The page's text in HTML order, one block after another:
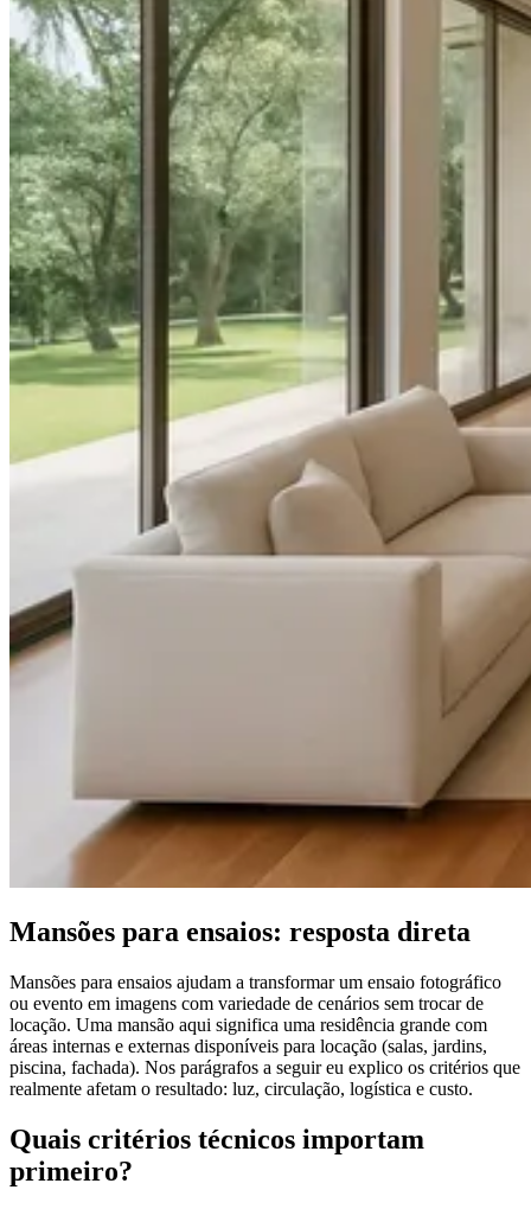
Mansões para ensaios: resposta direta
Mansões para ensaios ajudam a transformar um ensaio fotográfico
ou evento em imagens com variedade de cenários sem trocar de
locação. Uma mansão aqui significa uma residência grande com
áreas internas e externas disponíveis para locação (salas, jardins,
piscina, fachada). Nos parágrafos a seguir eu explico os critérios que
realmente afetam o resultado: luz, circulação, logística e custo.
Quais critérios técnicos importam
primeiro?